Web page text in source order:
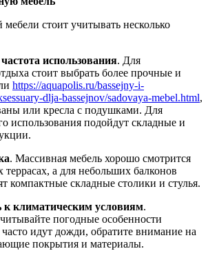
стоит учитывать несколько
использования. Для
стоит выбрать более прочные и
https://aquapolis.ru/bassejny-i-
dlja-bassejnov/sadovaya-mebel.html,
или кресла с подушками. Для
использования подойдут складные и
. Массивная мебель хорошо смотрится
террасах, а для небольших балконов
компактные складные столики и стулья.
к климатическим условиям.
погодные особенности
идут дожди, обратите внимание на
покрытия и материалы.